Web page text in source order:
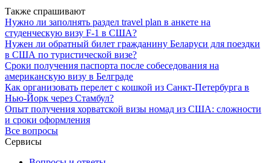
Также спрашивают
Нужно ли заполнять раздел travel plan в анкете на
студенческую визу F-1 в США?
Нужен ли обратный билет гражданину Беларуси для поездки
в США по туристической визе?
Сроки получения паспорта после собеседования на
американскую визу в Белграде
Как организовать перелет с кошкой из Санкт-Петербурга в
Нью-Йорк через Стамбул?
Опыт получения хорватской визы номад из США: сложности
и сроки оформления
Все вопросы
Сервисы